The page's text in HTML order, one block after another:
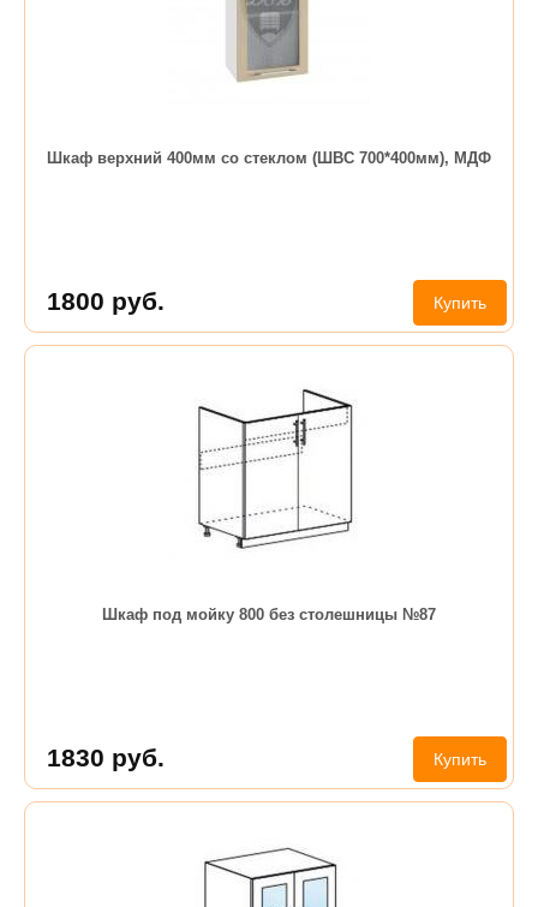
Шкаф верхний 400мм со стеклом (ШВС 700*400мм), МДФ
1800 руб. Купить
Шкаф под мойку 800 без столешницы №87
1830 руб. Купить